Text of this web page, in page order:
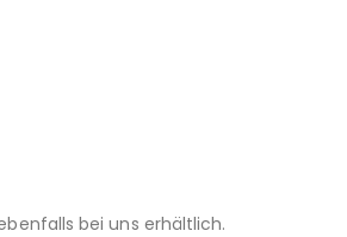
bei uns erhältlich.